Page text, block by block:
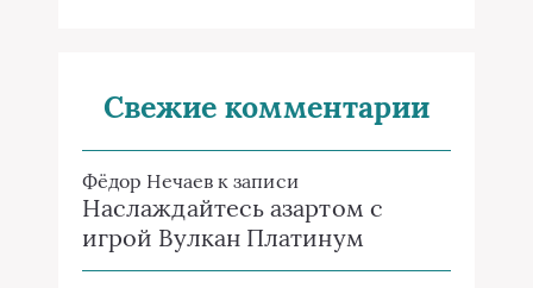
Свежие комментарии
Фёдор Нечаевк записи
Наслаждайтесь азартом с
игрой Вулкан Платинум